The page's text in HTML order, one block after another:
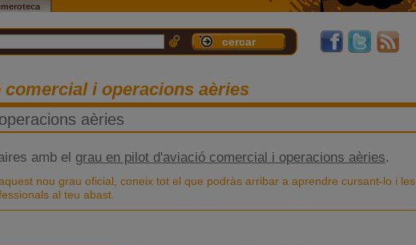
i operacions aèries
aèries
amb el grau en pilot d'aviació comercial i operacions aèries.
nou grau oficial, coneix tot el que podràs arribar a aprendre cursant-lo i les
al teu abast.